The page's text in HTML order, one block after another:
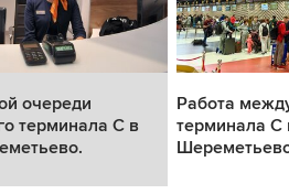
очереди
терминала С в
Работа
терминала С